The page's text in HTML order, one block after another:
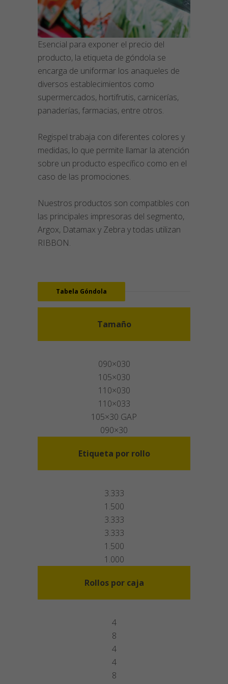
Esencial para exponer el precio del
producto, la etiqueta de góndola se
encarga de uniformar los anaqueles de
diversos establecimientos como
supermercados, hortifrutis, carnicerías,
panaderías, farmacias, entre otros.
Regispel trabaja con diferentes colores y
medidas, lo que permite llamar la atención
sobre un producto específico como en el
caso de las promociones.
Nuestros productos son compatibles con
las principales impresoras del segmento,
Argox, Datamax y Zebra y todas utilizan
RIBBON.
Tabela Góndola
Tamaño
090×030
105×030
110×030
110×033
105×30 GAP
090×30
Etiqueta por rollo
3.333
1.500
3.333
3.333
1.500
1.000
Rollos por caja
4
8
4
4
8